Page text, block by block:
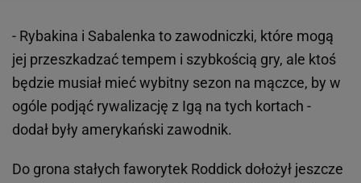
- Rybakina i Sabalenka to zawodniczki, które mogą
jej przeszkadzać tempem i szybkością gry, ale ktoś
będzie musiał mieć wybitny sezon na mączce, by w
ogóle podjąć rywalizację z Igą na tych kortach -
dodał były amerykański zawodnik.
Do grona stałych faworytek Roddick dołożył jeszcze